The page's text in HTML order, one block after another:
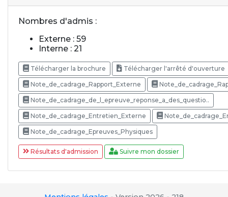
Nombres d'admis :
Externe : 59
Interne : 21
Télécharger la brochure Télécharger l'arrêté d'ouverture
Note_de_cadrage_Rapport_Externe
Note_de_cadrage_de_l_epreuve_reponse_a_des_questio..
Note_de_cadrage_Entretien_Externe
Note_de_cadrage_Epreuves_Physiques
Résultats d'admission Suivre mon dossier